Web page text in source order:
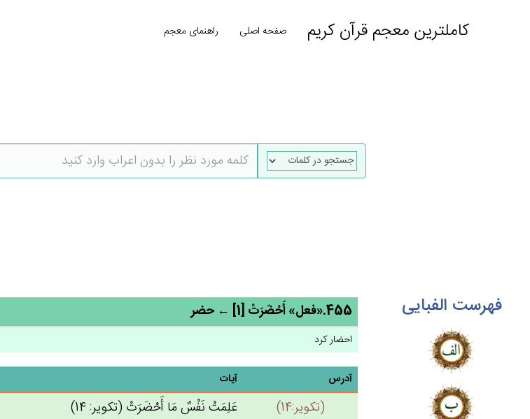
کاملترین معجم قرآن کریم صفحه اصلی راهنمای معجم
فهرست الفبایی 455.«فعل» أَحْضَرَت‌ْ [1] ← حضر
احضار کرد
آدرس آیات
(تكوير:14) عَلِمَت‌ْ نَفْس‌ٌ مَا أَحْضَرَت‌ْ (تكوير: 14)